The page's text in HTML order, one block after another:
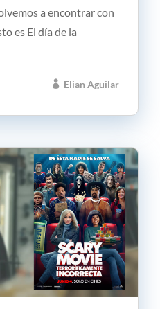
Elian Aguilar
a encontrar con
es El día de la